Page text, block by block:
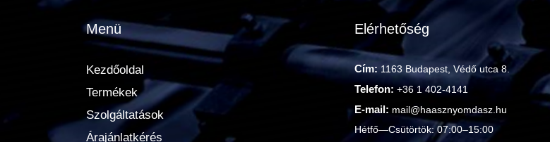
Menü
Kezdőoldal
Termékek
Szolgáltatások
Árajánlatkérés
Elérhetőség
Cím: 1163 Budapest, Védő utca 8.
Telefon: +36 1 402-4141
E-mail: mail@haasznyomdasz.hu
Hétfő—Csütörtök: 07:00–15:00